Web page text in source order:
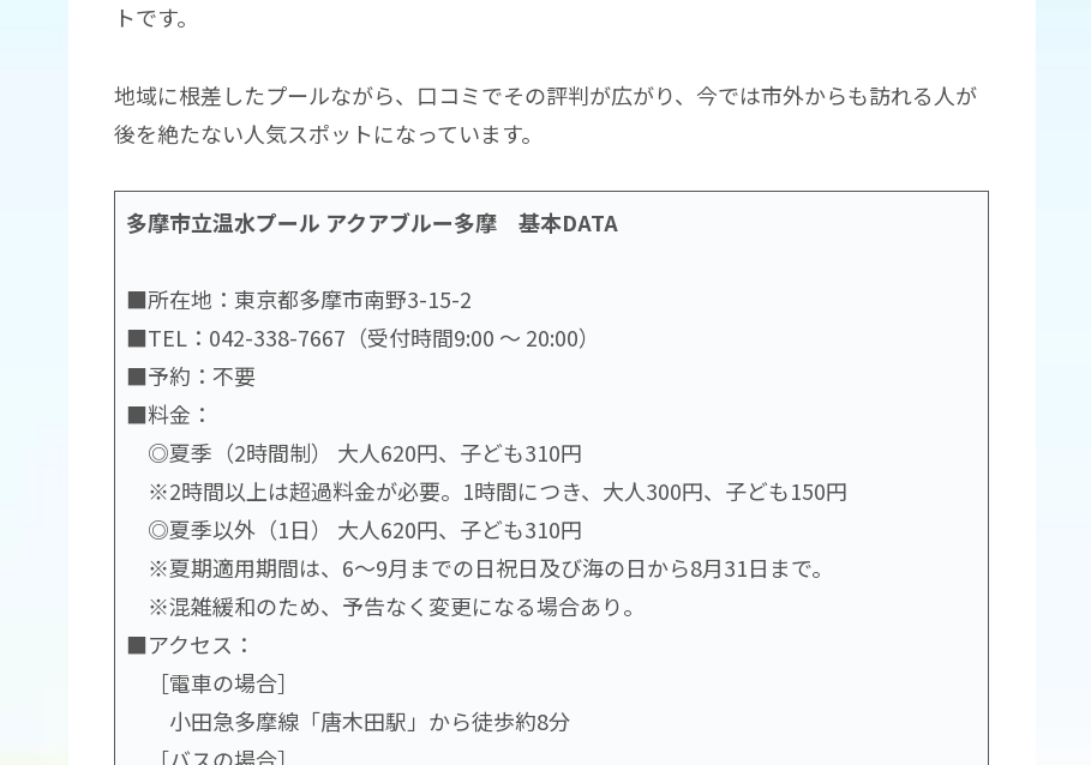
トです。
地域に根差したプールながら、口コミでその評判が広がり、今では市外からも訪れる人が
後を絶たない人気スポットになっています。
多摩市立温水プール アクアブルー多摩 基本DATA
■所在地：東京都多摩市南野3-15-2
■TEL：042-338-7667（受付時間9:00 〜 20:00）
■予約：不要
■料金：
◎夏季（2時間制） 大人620円、子ども310円
※2時間以上は超過料金が必要。1時間につき、大人300円、子ども150円
◎夏季以外（1日） 大人620円、子ども310円
※夏期適用期間は、6～9月までの日祝日及び海の日から8月31日まで。
※混雑緩和のため、予告なく変更になる場合あり。
■アクセス：
［電車の場合］
小田急多摩線「唐木田駅」から徒歩約8分